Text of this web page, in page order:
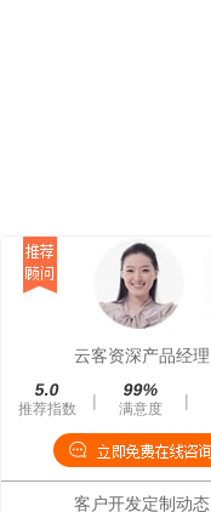
云客资深产品经理
5.0
推荐指数 |
99%
满意度 |
客户开发定制动态